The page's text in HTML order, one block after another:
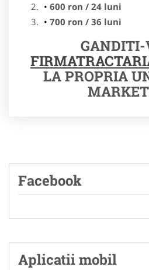
600 ron / 24 luni
700 ron / 36 luni
GANDITI-
LA PROPRIA
Facebook
Aplicatii mobil